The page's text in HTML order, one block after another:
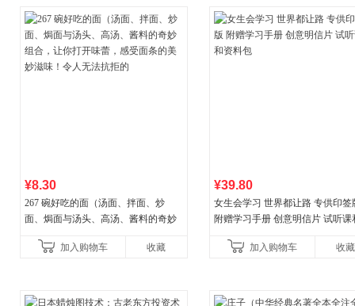
¥8.30
267 碗好吃的面（汤面、拌面、炒
面、焗面与汤头、高汤、酱料的奇妙
妙滋味！令人无法抗拒的
加入购物车 收藏
¥39.80
女生会学习 世界都让路 专供印签
附赠学习手册 创意明信片 试听课
加入购物车
收藏